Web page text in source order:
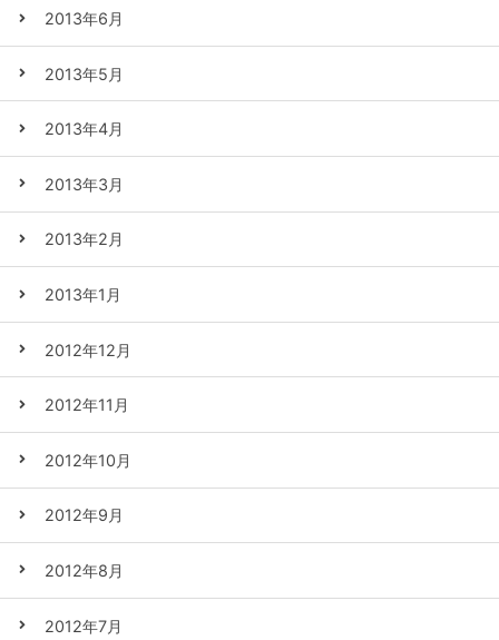
2013年6月
2013年5月
2013年4月
2013年3月
2013年2月
2013年1月
2012年12月
2012年11月
2012年10月
2012年9月
2012年8月
2012年7月